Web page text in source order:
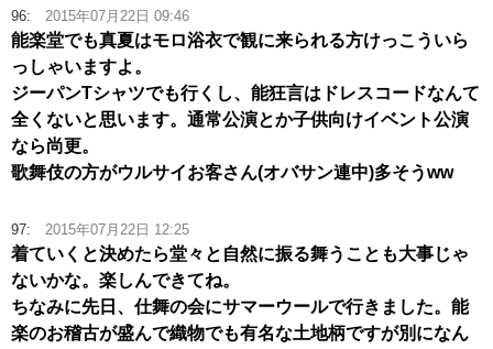
96: 2015年07月22日 09:46
能楽堂でも真夏はモロ浴衣で観に来られる方けっこういら
っしゃいますよ。
ジーパンTシャツでも行くし、能狂言はドレスコードなんて
全くないと思います。通常公演とか子供向けイベント公演
なら尚更。
歌舞伎の方がウルサイお客さん(オバサン連中)多そうww
97: 2015年07月22日 12:25
着ていくと決めたら堂々と自然に振る舞うことも大事じゃ
ないかな。楽しんできてね。
ちなみに先日、仕舞の会にサマーウールで行きました。能
楽のお稽古が盛んで織物でも有名な土地柄ですが別になん